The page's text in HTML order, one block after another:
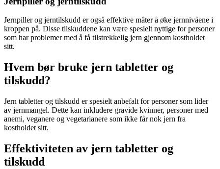
Jernpiller og jerntilskudd er også effektive måter å øke jernnivåene i
kroppen på. Disse tilskuddene kan være spesielt nyttige for personer
som har problemer med å få tilstrekkelig jern gjennom kostholdet
sitt.
Hvem bør bruke jern tabletter og
tilskudd?
Jern tabletter og tilskudd er spesielt anbefalt for personer som lider
av jernmangel. Dette kan inkludere gravide kvinner, personer med
anemi, veganere og vegetarianere som ikke får nok jern fra
kostholdet sitt.
Effektiviteten av jern tabletter og
tilskudd